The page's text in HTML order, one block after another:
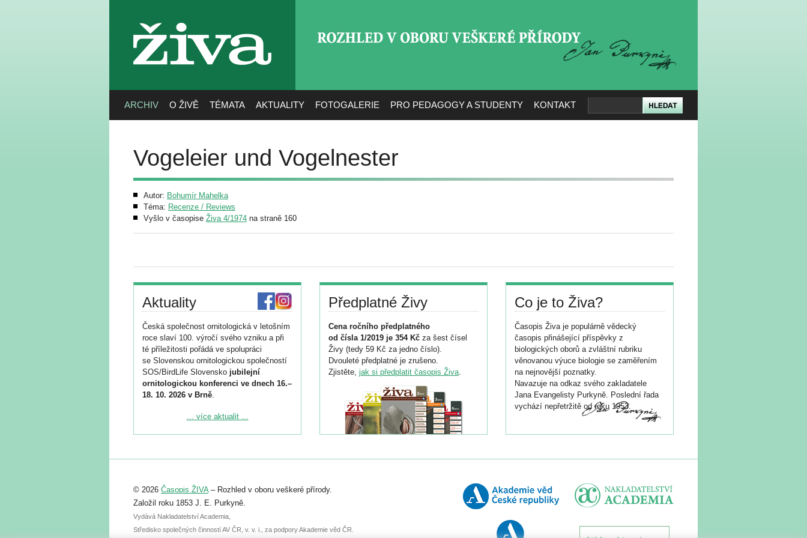
živa
ARCHIV O ŽIVĚ TÉMATA AKTUALITY FOTOGALERIE PRO PEDAGOGY A STUDENTY KONTAKT
Vogeleier und Vogelnester
Autor: Bohumír Mahelka
Téma: Recenze / Reviews
Vyšlo v časopise Živa 4/1974 na straně 160
Aktuality
Česká společnost ornitologická v letošním
roce slaví 100. výročí svého vzniku a při
té příležitosti pořádá ve spolupráci
se Slovenskou ornitologickou společností
SOS/BirdLife Slovensko jubilejní
ornitologickou konferenci ve dnech 16.–
18. 10. 2026 v Brně.
Podrobnější informace ke konferenci
Registrovat se můžete do 6. září.
abstraktu přihlášené přednášky nebo
posteru je už 30. června.
... více aktualit ...
Předplatné Živy
Cena ročního předplatného
od čísla 1/2019 je 354 Kč za šest čísel
Živy (tedy 59 Kč za jedno číslo).
Dvouleté předplatné je zrušeno.
Zjistěte, jak si předplatit časopis Živa.
Co je to Živa?
Časopis Živa je populárně vědecký
časopis přinášející příspěvky z
biologických oborů a zvláštní rubriku
věnovanou výuce biologie se zaměřením
na nejnovější poznatky.
Navazuje na odkaz svého zakladatele
Jana Evangelisty Purkyně. Poslední řada
vychází nepřetržitě od roku 1953.
© 2026 Časopis ŽIVA– Rozhled v oboru veškeré přírody.
Založil roku 1853 J. E. Purkyně.
Vydává Nakladatelství Academia,
Středisko společných činností AV ČR, v. v. i., za podpory Akademie věd ČR.